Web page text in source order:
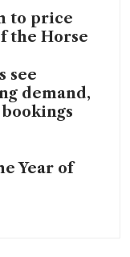
to price
the Horse
see
demand,
Year of